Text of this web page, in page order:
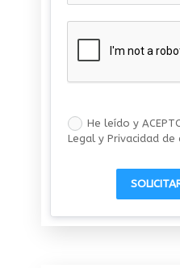
He leído y
Legal y Privacidad de